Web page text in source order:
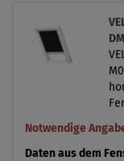
Notwendige
Daten aus dem